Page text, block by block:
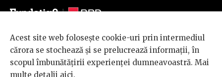
© 2026 BRD Groupe Société Générale, toate drepturile rezervate.
Scena 9 este un proiect sustinut de
BRD GROUPE SOCIÉTÉ
GÉNÉRALE
Acest site web folosește cookie-uri prin intermediul
cărora se stochează și se prelucrează informații, în
scopul îmbunătățirii experienței dumneavoastră. Mai
multe detalii aici.